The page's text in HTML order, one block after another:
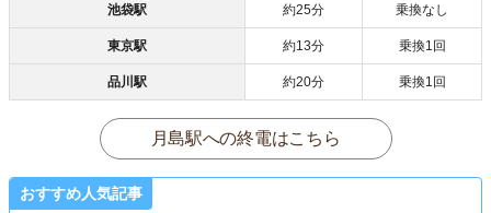
池袋駅 約25分 乗換なし
東京駅 約13分 乗換1回
品川駅 約20分 乗換1回
月島駅への終電はこちら
おすすめ人気記事